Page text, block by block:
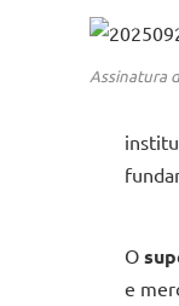
Assinatura
O
e